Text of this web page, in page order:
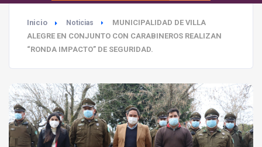
SEGURIDAD
SALUD
TURISMO
Inicio Noticias
MUNICIPALIDAD DE VILLA
ALEGRE EN CONJUNTO CON CARABINEROS REALIZAN
“RONDA IMPACTO” DE SEGURIDAD.